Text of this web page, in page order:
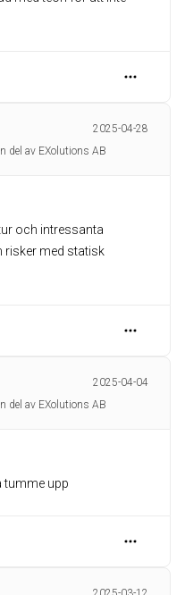
2025-04-28
del av EXolutions AB
och intressanta
risker med statisk
2025-04-04
del av EXolutions AB
tumme upp